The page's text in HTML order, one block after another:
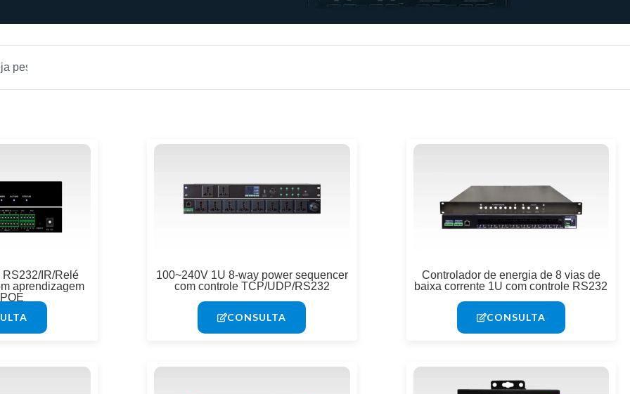
RS232/IR/Relé
aprendizagem
100~240V 1U 8-way power sequencer
com controle TCP/UDP/RS232
CONSULTA
Controlador de energia de 8 vias de
baixa corrente 1U com controle RS232
CONSULTA